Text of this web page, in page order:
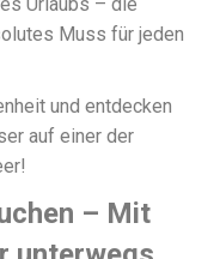
Urlaubs – die
Muss für jeden
und entdecken
auf einer der
– Mit